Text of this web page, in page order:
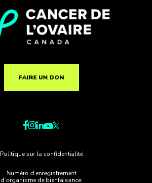
FAIRE UN DON
Politique sur la confidentialité
Numéro d’enregistrement
d’organisme de bienfaisance: